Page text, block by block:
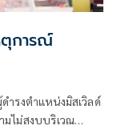
ตุการณ์
ำรงตำแหน่งมิสเวิลด์
มไม่สงบบริเวณ